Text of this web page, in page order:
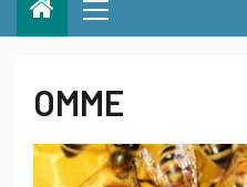
OMME